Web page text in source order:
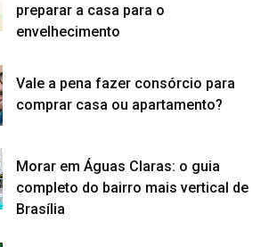
preparar a casa para o
envelhecimento
Vale a pena fazer consórcio para
comprar casa ou apartamento?
Morar em Águas Claras: o guia
completo do bairro mais vertical de
Brasília